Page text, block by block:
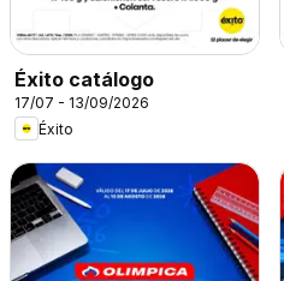
Éxito catálogo
17/07 - 13/09/2026
Éxito